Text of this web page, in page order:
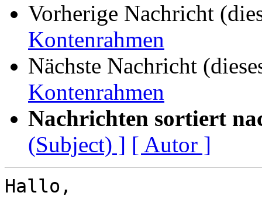
Vorherige Nachricht
Kontenrahmen
Nächste Nachricht
Kontenrahmen
Nachrichten sortiert
(Subject) ] [ Autor ]
Hallo,